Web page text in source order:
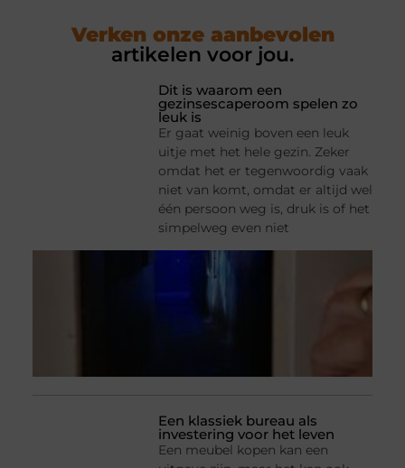
Verken onze aanbevolen
artikelen voor jou.
Dit is waarom een
gezinsescaperoom spelen zo
leuk is
Er gaat weinig boven een leuk
uitje met het hele gezin. Zeker
omdat het er tegenwoordig vaak
niet van komt, omdat er altijd wel
één persoon weg is, druk is of het
simpelweg even niet
Een klassiek bureau als
investering voor het leven
Een meubel kopen kan een